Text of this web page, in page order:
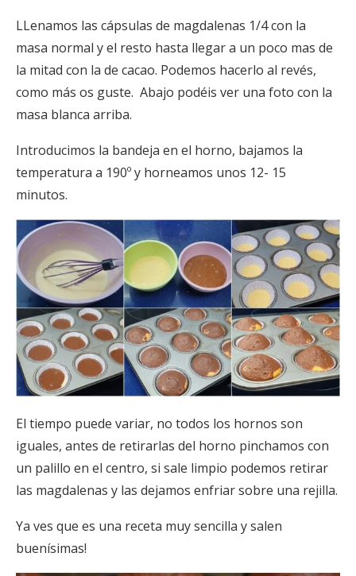
LLenamos las cápsulas de magdalenas 1/4 con la
masa normal y el resto hasta llegar a un poco mas de
la mitad con la de cacao. Podemos hacerlo al revés,
como más os guste. Abajo podéis ver una foto con la
masa blanca arriba.
Introducimos la bandeja en el horno, bajamos la
temperatura a 190º y horneamos unos 12- 15
minutos.
El tiempo puede variar, no todos los hornos son
iguales, antes de retirarlas del horno pinchamos con
un palillo en el centro, si sale limpio podemos retirar
las magdalenas y las dejamos enfriar sobre una rejilla.
Ya ves que es una receta muy sencilla y salen
buenísimas!